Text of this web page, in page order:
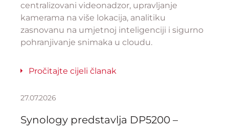
centralizovani videonadzor, upravljanje
kamerama na više lokacija, analitiku
zasnovanu na umjetnoj inteligenciji i sigurno
pohranjivanje snimaka u cloudu.
Pročitajte cijeli članak
27.07.2026
Synology predstavlja DP5200 –